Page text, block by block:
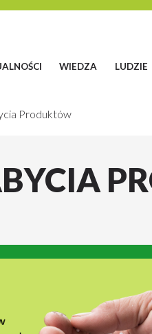
WIEDZA LUDZIE
Produktów